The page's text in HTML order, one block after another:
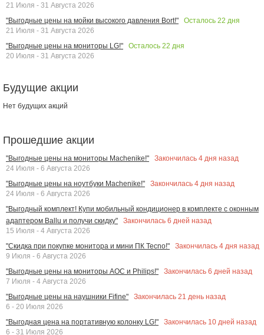
21 Июля - 31 Августа 2026
"Выгодные цены на мойки высокого давления Bort!"
Осталось 22 дня
21 Июля - 31 Августа 2026
"Выгодные цены на мониторы LG!"
Осталось 22 дня
20 Июля - 31 Августа 2026
Будущие акции
Нет будущих акций
Прошедшие акции
"Выгодные цены на мониторы Machenike!" Закончилась 4 дня назад
24 Июля - 6 Августа 2026
"Выгодные цены на ноутбуки Machenike!"
Закончилась 4 дня назад
24 Июля - 6 Августа 2026
"Выгодный комплект! Купи мобильный кондиционер в комплекте с оконным
адаптером Ballu и получи скидку"
Закончилась 6 дней назад
15 Июля - 4 Августа 2026
"Скидка при покупке монитора и мини ПК Tecno!"
Закончилась 4 дня назад
9 Июля - 6 Августа 2026
"Выгодные цены на мониторы AOC и Philips!"
Закончилась 6 дней назад
7 Июля - 4 Августа 2026
"Выгодные цены на наушники Fifine"
Закончилась 21 день назад
6 - 20 Июля 2026
"Выгодная цена на портативную колонку LG!"
Закончилась 10 дней назад
6 - 31 Июля 2026